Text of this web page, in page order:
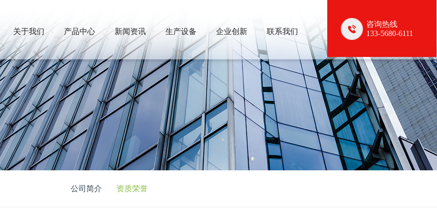
关于我们 产品中心 新闻资讯 生产设备 企业创新 联系我们
咨询热线
133-5680-6111
公司简介 资质荣誉